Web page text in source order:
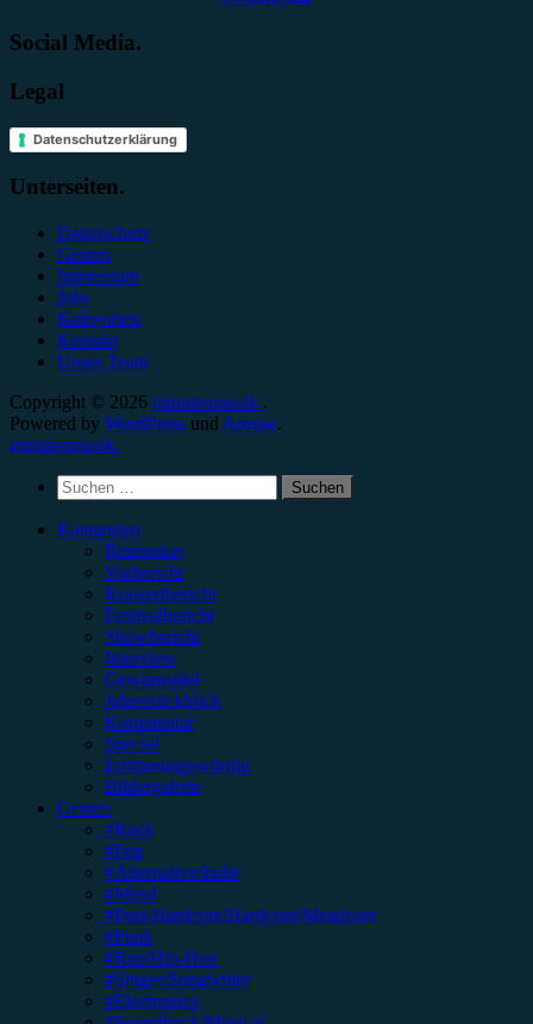
Social Media.
Legal
Datenschutzerklärung
Unterseiten.
Datenschutz
Genres
Impressum
Jobs
Kategorien
Kontakt
Unser Team
Copyright © 2026 minutenmusik..
Powered by WordPress und Arouse.
minutenmusik.
Suchen
nach:
Kategorien
Rezension
Vorbericht
Konzertbericht
Festivalbericht
Showbericht
Interview
Gewinnspiel
Jahresrückblick
Kommentar
Special
Erinnerungswürdig
Bildergalerie
Genres
#Rock
#Pop
#Alternative/Indie
#Metal
#Post-Hardcore/Hardcore/Metalcore
#Punk
#Rap/Hip-Hop
#Singer/Songwriter
#Electronica